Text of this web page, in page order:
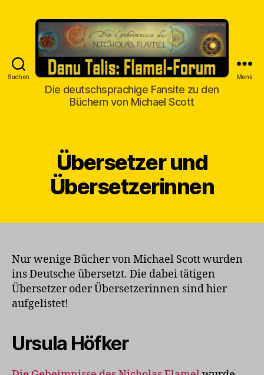
Suchen
Danu
Talis
Die deutschsprachige Fansite zu den
Büchern von Michael Scott
Menü
Übersetzer und
Übersetzerinnen
Nur wenige Bücher von Michael Scott wurden
ins Deutsche übersetzt. Die dabei tätigen
Übersetzer oder Übersetzerinnen sind hier
aufgelistet!
Ursula Höfker